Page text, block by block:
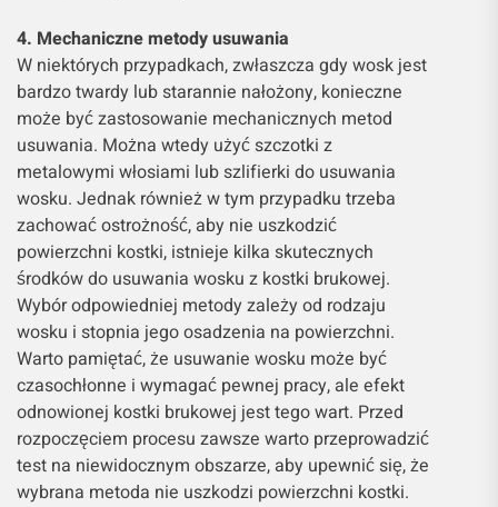
4. Mechaniczne metody usuwania
W niektórych przypadkach, zwłaszcza gdy wosk jest
bardzo twardy lub starannie nałożony, konieczne
może być zastosowanie mechanicznych metod
usuwania. Można wtedy użyć szczotki z
metalowymi włosiami lub szlifierki do usuwania
wosku. Jednak również w tym przypadku trzeba
zachować ostrożność, aby nie uszkodzić
powierzchni kostki, istnieje kilka skutecznych
środków do usuwania wosku z kostki brukowej.
Wybór odpowiedniej metody zależy od rodzaju
wosku i stopnia jego osadzenia na powierzchni.
Warto pamiętać, że usuwanie wosku może być
czasochłonne i wymagać pewnej pracy, ale efekt
odnowionej kostki brukowej jest tego wart. Przed
rozpoczęciem procesu zawsze warto przeprowadzić
test na niewidocznym obszarze, aby upewnić się, że
wybrana metoda nie uszkodzi powierzchni kostki.